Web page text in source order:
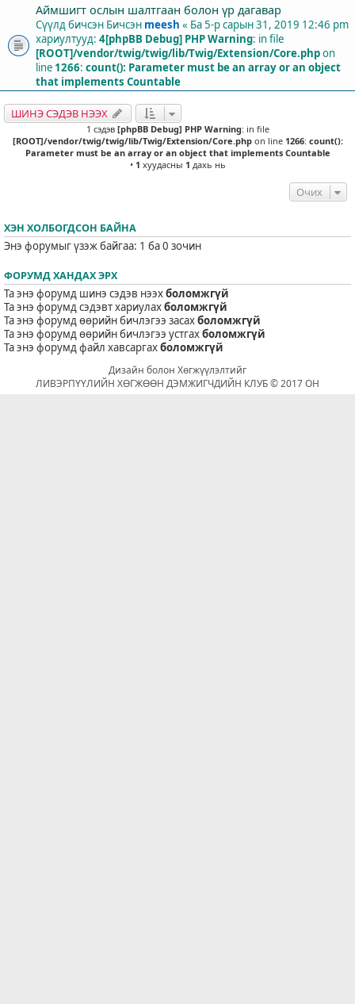
Аймшигт ослын шалтгаан болон үр дагавар
Сүүлд бичсэн Бичсэн meesh « Ба 5-р сарын 31, 2019 12:46 pm
хариултууд: 4[phpBB Debug] PHP Warning: in file
[ROOT]/vendor/twig/twig/lib/Twig/Extension/Core.phpon
line 1266: count(): Parameter must be an array or an object
that implements Countable
ШИНЭ СЭДЭВ НЭЭХ
1 сэдэв [phpBB Debug] PHP Warning: in file
[ROOT]/vendor/twig/twig/lib/Twig/Extension/Core.phpon line 1266: count():
Parameter must be an array or an object that implements Countable
• 1 хуудасны 1 дахь нь
Очих
ХЭН ХОЛБОГДСОН БАЙНА
Энэ форумыг үзэж байгаа: 1 ба 0 зочин
ФОРУМД ХАНДАХ ЭРХ
Та энэ форумд шинэ сэдэв нээхболомжгүй
Та энэ форумд сэдэвт хариулахболомжгүй
Та энэ форумд өөрийн бичлэгээ засахболомжгүй
Та энэ форумд өөрийн бичлэгээ устгахболомжгүй
Та энэ форумд файл хавсаргахболомжгүй
Дизайн болон Хөгжүүлэлтийг
ЛИВЭРПҮҮЛИЙН ХӨГЖӨӨН ДЭМЖИГЧДИЙН КЛУБ © 2017 ОН